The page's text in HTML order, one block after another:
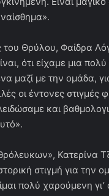
Θρύλου, Φαίδρα
ότι είχαμε μια
μαζί με την ομάδα,
οι έντονες
και
Κατερίνα
στιγμή για
πολύ χαρούμενη γι’